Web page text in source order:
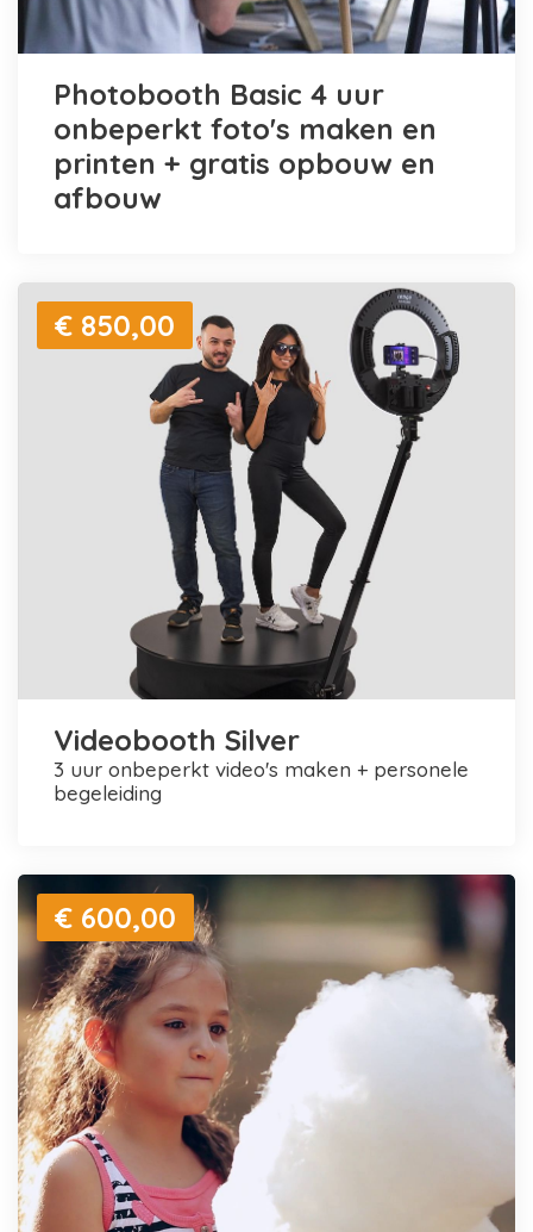
Photobooth Basic 4 uur
onbeperkt foto's maken en
printen + gratis opbouw en
afbouw
€ 850,00
Videobooth Silver
3 uur onbeperkt video's maken + personele
begeleiding
€ 600,00